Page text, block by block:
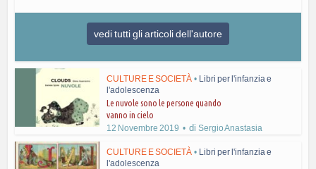
vedi tutti gli articoli dell'autore
CULTURE E SOCIETÀ • Libri per l'infanzia e
l'adolescenza
Le nuvole sono le persone quando
vanno in cielo
12 Novembre 2019
diSergio Anastasia
CULTURE E SOCIETÀ • Libri per l'infanzia e
l'adolescenza